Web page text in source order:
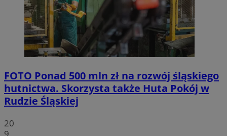
FOTO Ponad 500 mln zł na rozwój śląskiego
hutnictwa. Skorzysta także Huta Pokój w
Rudzie Śląskiej
20
9